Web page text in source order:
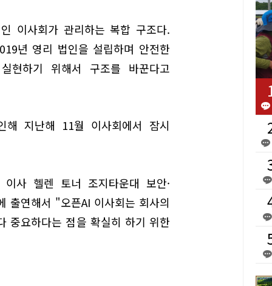
이사회가 관리하는 복합 구조다.
년 영리 법인을 설립하며 안전한
현하기 위해서 구조를 바꾼다고
지난해 11월 이사회에서 잠시
사 헬렌 토너 조지타운대 보안·
출연해서 "오픈AI 이사회는 회사의
중요하다는 점을 확실히 하기 위한